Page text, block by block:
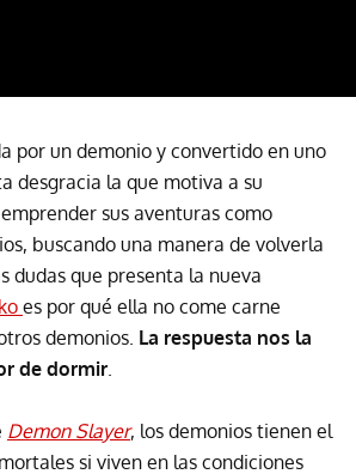
por un demonio y convertido en uno
desgracia la que motiva a su
sus aventuras como
buscando una manera de volverla
dudas que presenta la nueva
es por qué ella no come carne
demonios. La respuesta nos la
de dormir
Demon Slayer, los demonios tienen el
si viven en las condiciones